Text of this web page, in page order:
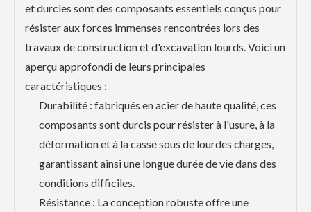
et durcies sont des composants essentiels conçus pour
résister aux forces immenses rencontrées lors des
travaux de construction et d'excavation lourds. Voici un
aperçu approfondi de leurs principales
caractéristiques :
Durabilité : fabriqués en acier de haute qualité, ces
composants sont durcis pour résister à l'usure, à la
déformation et à la casse sous de lourdes charges,
garantissant ainsi une longue durée de vie dans des
conditions difficiles.
Résistance : La conception robuste offre une